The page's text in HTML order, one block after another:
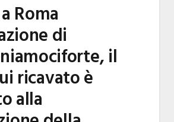
Roma
di
il
ricavato è
alla